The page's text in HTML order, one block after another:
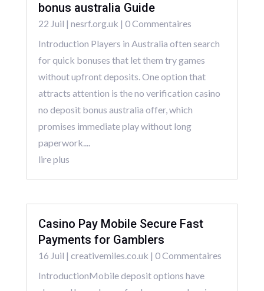
bonus australia Guide
22 Juil | nesrf.org.uk | 0 Commentaires
Introduction Players in Australia often search
for quick bonuses that let them try games
without upfront deposits. One option that
attracts attention is the no verification casino
no deposit bonus australia offer, which
promises immediate play without long
paperwork....
lire plus
Casino Pay Mobile Secure Fast
Payments for Gamblers
16 Juil | creativemiles.co.uk | 0 Commentaires
IntroductionMobile deposit options have